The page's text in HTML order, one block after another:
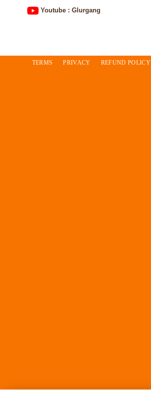
Youtube : Glurgang
TERMS PRIVACY REFUND POLICY